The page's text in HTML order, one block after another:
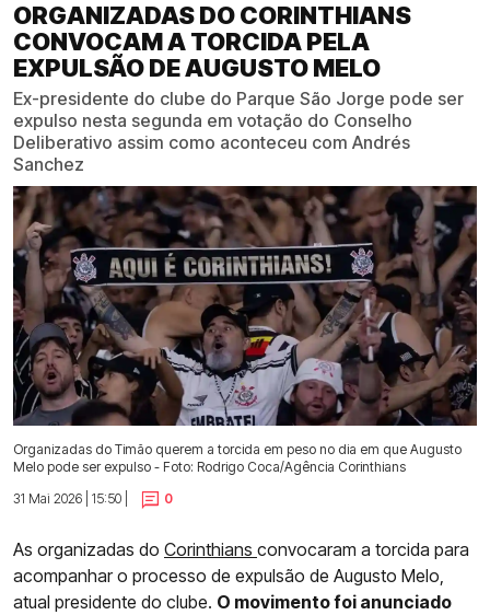
ORGANIZADAS DO CORINTHIANS
CONVOCAM A TORCIDA PELA
EXPULSÃO DE AUGUSTO MELO
Ex-presidente do clube do Parque São Jorge pode ser
expulso nesta segunda em votação do Conselho
Deliberativo assim como aconteceu com Andrés
Sanchez
Organizadas do Timão querem a torcida em peso no dia em que Augusto
Melo pode ser expulso - Foto: Rodrigo Coca/Agência Corinthians
31 Mai 2026 | 15:50 |
0
As organizadas do Corinthians convocaram a torcida para
acompanhar o processo de expulsão de Augusto Melo,
atual presidente do clube. O movimento foi anunciado